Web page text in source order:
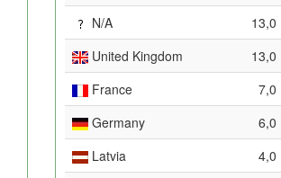
N/A 13,0
United Kingdom
13,0
France
7,0
Germany
6,0
Latvia
4,0